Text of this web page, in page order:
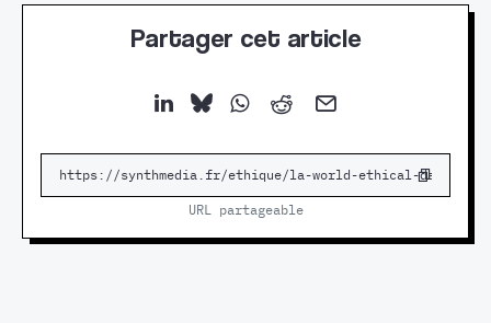
Partager cet article
URL partageable